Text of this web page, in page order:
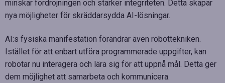
minskar fördröjningen och stärker integriteten. Detta skapar
nya möjligheter för skräddarsydda AI-lösningar.
AI:s fysiska manifestation förändrar även robottekniken.
Istället för att enbart utföra programmerade uppgifter, kan
robotar nu interagera och lära sig för att uppnå mål. Detta ger
dem möjlighet att samarbeta och kommunicera.